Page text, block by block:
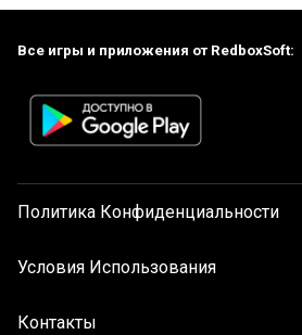
Все игры и приложения от RedboxSoft:
Политика Конфиденциальности
Условия Использования
Контакты